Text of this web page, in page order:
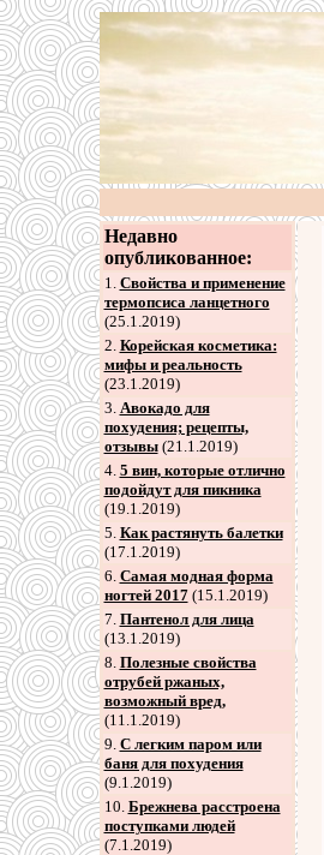
Недавно
опубликованное:
1. Свойства и применение
термопсиса ланцетного
(25.1.2019)
2. Корейская косметика:
мифы и реальность
(23.1.2019)
3. Авокадо для
похудения; рецепты,
отзывы(21.1.2019)
4. 5 вин, которые отлично
подойдут для пикника
(19.1.2019)
5. Как растянуть балетки
(17.1.2019)
6. Самая модная форма
ногтей 2017(15.1.2019)
7. Пантенол для лица
(13.1.2019)
8. Полезные свойства
отрубей ржаных,
возможный вред,
(11.1.2019)
9. С легким паром или
баня для похудения
(9.1.2019)
10. Брежнева расстроена
поступками людей
(7.1.2019)